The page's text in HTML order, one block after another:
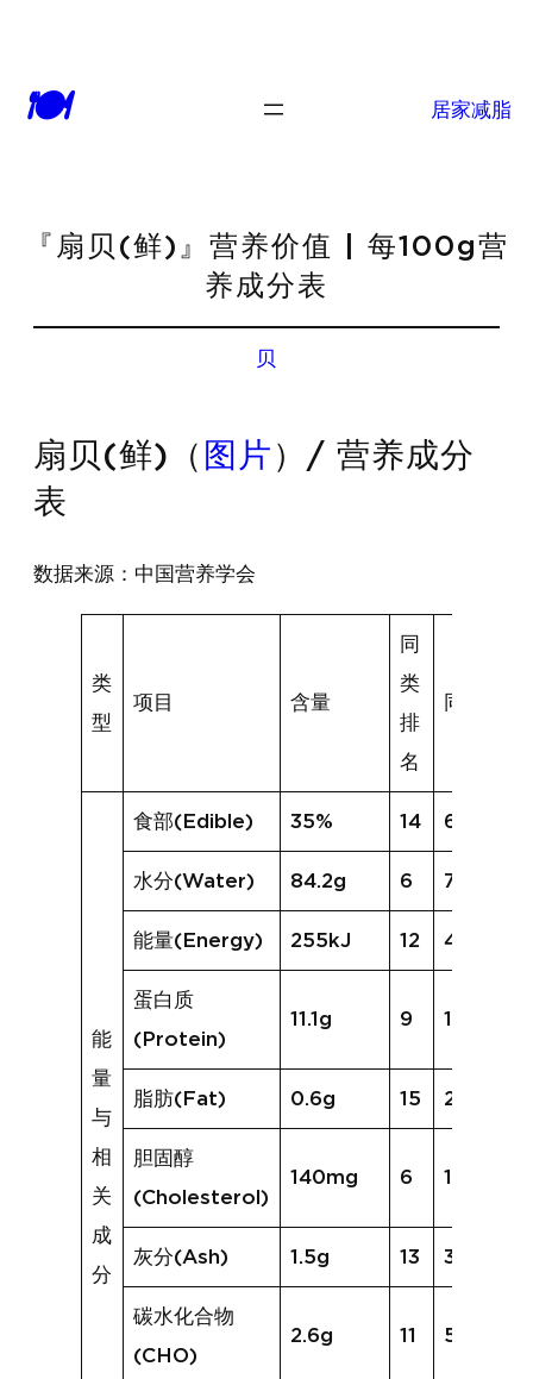
🍽 居家减脂
『扇贝(鲜)』营养价值 | 每100g营
养成分表
贝
扇贝(鲜)（ 图片 ）/ 营养成分
表
数据来源：中国营养学会
类
型
项目 含量
同
类
排
名
同类均值
能
量
与
相
关
成
分
食部(Edible) 35% 14 63%
水分(Water) 84.2g 6 70.6g
能量(Energy) 255kJ 12 495kJ
蛋白质
(Protein)
11.1g 9 18.1g
脂肪(Fat) 0.6g 15 2.4g
胆固醇
(Cholesterol)
140mg 6 151mg
灰分(Ash) 1.5g 13 3.1g
碳水化合物
(CHO)
2.6g 11 5.8g